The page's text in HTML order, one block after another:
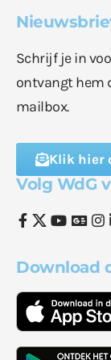
Schrijf je in
ontvangt hem
mailbox.
Klik hier
Volg WdG
Download